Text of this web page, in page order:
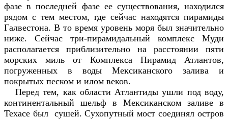
фазе в последней фазе ее существования, находился
рядом с тем местом, где сейчас находятся пирамиды
Галвестона. В то время уровень моря был значительно
ниже. Сейчас три-пирамидальный комплекс Муди
располагается приблизительно на расстоянии пяти
морских миль от Комплекса Пирамид Атлантов,
погруженных в воды Мексиканского залива и
покрытых песком и илом веков.
Перед тем, как области Атлантиды ушли под воду,
континентальный шельф в Мексиканском заливе в
Техасе был сушей. Сухопутный мост соединял остров